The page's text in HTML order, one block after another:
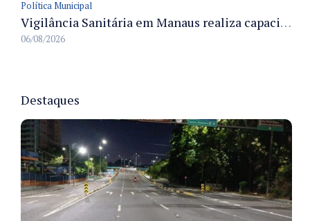
Política Municipal
Vigilância Sanitária em Manaus realiza capacitação sobre PBA para acelerar análises de projetos
06/08/2026
Destaques